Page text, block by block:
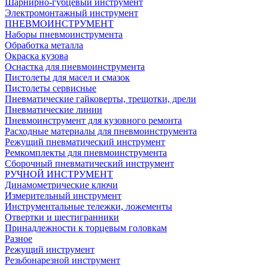
Шарнирно-губцевый инструмент
Электромонтажный инструмент
ПНЕВМОИНСТРУМЕНТ
Наборы пневмоинструмента
Обработка металла
Окраска кузова
Оснастка для пневмоинструмента
Пистолеты для масел и смазок
Пистолеты сервисные
Пневматические гайковерты, трещотки, дрели
Пневматические линии
Пневмоинструмент для кузовного ремонта
Расходные материалы для пневмоинструмента
Режущий пневматический инструмент
Ремкомплекты для пневмоинструмента
Сборочный пневматический инструмент
РУЧНОЙ ИНСТРУМЕНТ
Динамометрические ключи
Измерительный инструмент
Инструментальные тележки, ложементы
Отвертки и шестигранники
Принадлежности к торцевым головкам
Разное
Режущий инструмент
Резьбонарезной инструмент